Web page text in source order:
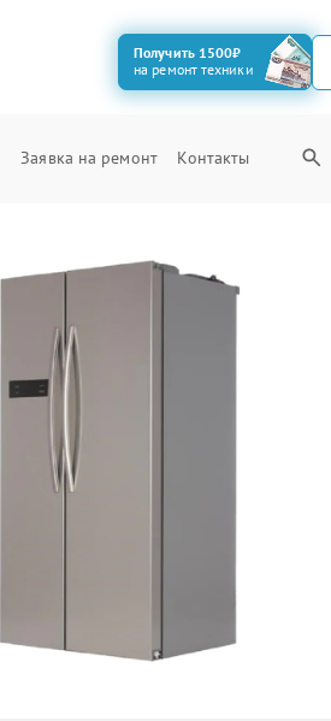
Получить 1500₽
на ремонт техники
Заявка на ремонт Контакты